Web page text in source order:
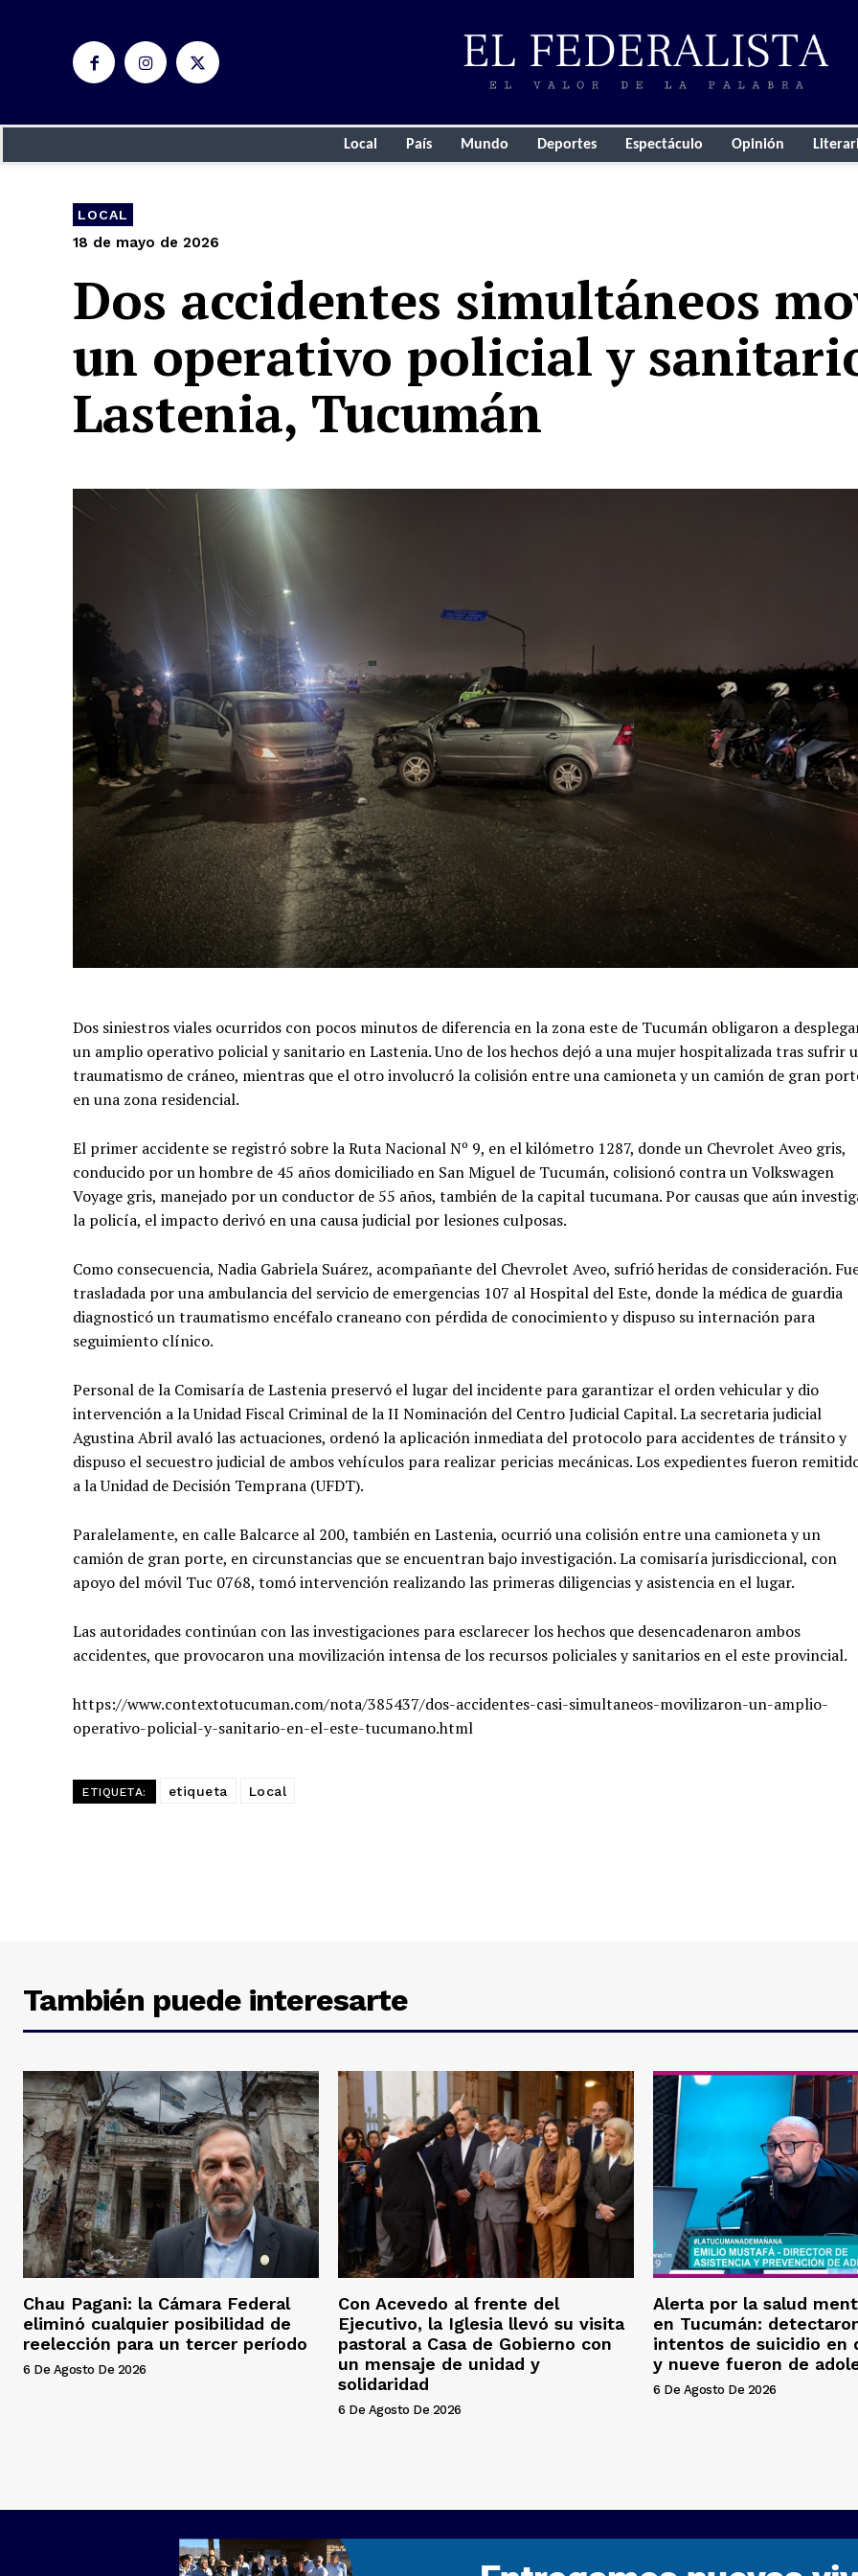
Local País Mundo Deportes Espectáculo Opinión
LOCAL
18 de mayo de 2026
Dos accidentes simultáneos
un operativo policial y
Lastenia, Tucumán
Dos siniestros viales ocurridos con pocos minutos de diferencia en la zona este de Tucumán obligaron a
un amplio operativo policial y sanitario en Lastenia. Uno de los hechos dejó a una mujer hospitalizada tras sufrir
traumatismo de cráneo, mientras que el otro involucró la colisión entre una camioneta y un camión de gran
en una zona residencial.
El primer accidente se registró sobre la Ruta Nacional Nº 9, en el kilómetro 1287, donde un Chevrolet Aveo gris,
conducido por un hombre de 45 años domiciliado en San Miguel de Tucumán, colisionó contra un Volkswagen
Voyage gris, manejado por un conductor de 55 años, también de la capital tucumana. Por causas que aún
la policía, el impacto derivó en una causa judicial por lesiones culposas.
Como consecuencia, Nadia Gabriela Suárez, acompañante del Chevrolet Aveo, sufrió heridas de consideración.
trasladada por una ambulancia del servicio de emergencias 107 al Hospital del Este, donde la médica de guardia
diagnosticó un traumatismo encéfalo craneano con pérdida de conocimiento y dispuso su internación para
seguimiento clínico.
Personal de la Comisaría de Lastenia preservó el lugar del incidente para garantizar el orden vehicular y dio
intervención a la Unidad Fiscal Criminal de la II Nominación del Centro Judicial Capital. La secretaria judicial
Agustina Abril avaló las actuaciones, ordenó la aplicación inmediata del protocolo para accidentes de tránsito y
dispuso el secuestro judicial de ambos vehículos para realizar pericias mecánicas. Los expedientes fueron
a la Unidad de Decisión Temprana (UFDT).
Paralelamente, en calle Balcarce al 200, también en Lastenia, ocurrió una colisión entre una camioneta y un
camión de gran porte, en circunstancias que se encuentran bajo investigación. La comisaría jurisdiccional, con
apoyo del móvil Tuc 0768, tomó intervención realizando las primeras diligencias y asistencia en el lugar.
Las autoridades continúan con las investigaciones para esclarecer los hechos que desencadenaron ambos
accidentes, que provocaron una movilización intensa de los recursos policiales y sanitarios en el este provincial.
https://www.contextotucuman.com/nota/385437/dos-accidentes-casi-simultaneos-movilizaron-un-amplio-
operativo-policial-y-sanitario-en-el-este-tucumano.html
ETIQUETA: etiqueta Local
También puede interesarte
Chau Pagani: la Cámara Federal
eliminó cualquier posibilidad de
reelección para un tercer período
6 De Agosto De 2026
Con Acevedo al frente del
Ejecutivo, la Iglesia llevó su visita
pastoral a Casa de Gobierno con
un mensaje de unidad y
solidaridad
6 De Agosto De 2026
Alerta por la salud
en Tucumán:
intentos de suicidio en
y nueve fueron de
6 De Agosto De 2026